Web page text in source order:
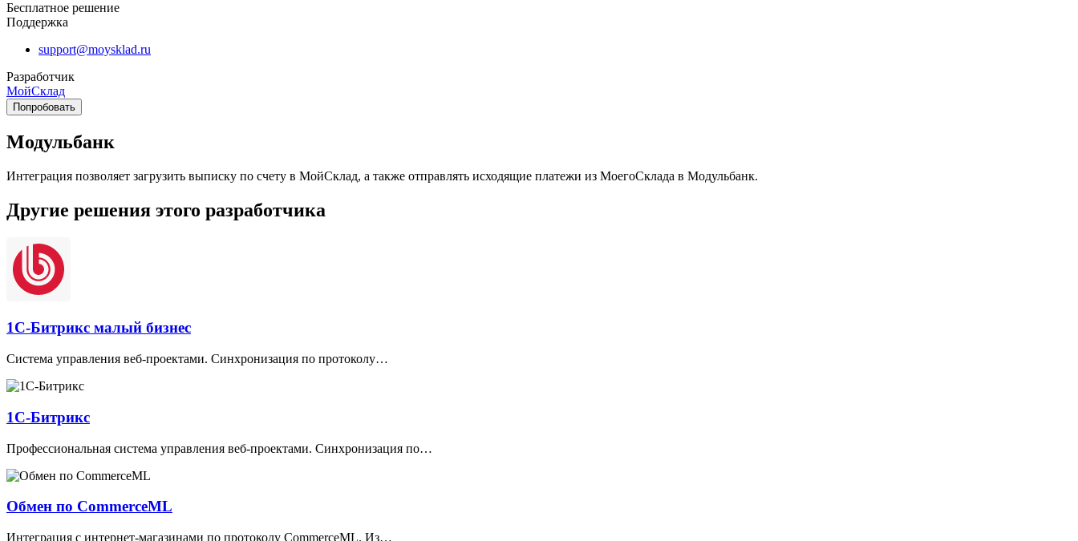
Бесплатное решение
Поддержка
support@moysklad.ru
Разработчик
МойСклад
Попробовать
Модульбанк
Интеграция позволяет загрузить выписку по счету в МойСклад, а также отправлять исходящие платежи из МоегоСклада в Модульбанк.
Другие решения этого разработчика
1С-Битрикс малый бизнес
Cистема управления веб-проектами. Синхронизация по протоколу…
1С-Битрикс
Профессиональная система управления веб-проектами. Синхронизация по…
Обмен по CommerceML
Интеграция с интернет-магазинами по протоколу СommerceML. Из…